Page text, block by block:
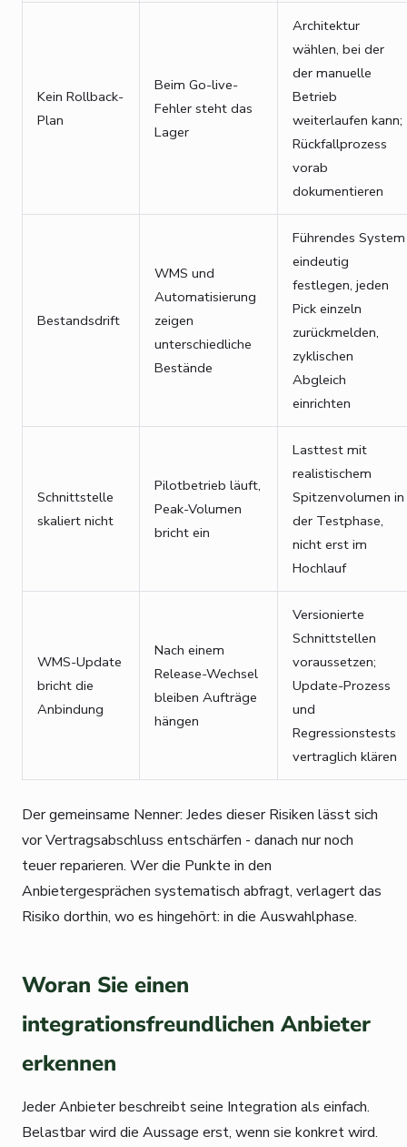
Kein Rollback-
Plan
Beim Go-live-
Fehler steht das
Lager
Architektur
wählen, bei der
der manuelle
Betrieb
weiterlaufen kann;
Rückfallprozess
vorab
dokumentieren
Bestandsdrift
WMS und
Automatisierung
zeigen
unterschiedliche
Bestände
Führendes System
eindeutig
festlegen, jeden
Pick einzeln
zurückmelden,
zyklischen
Abgleich
einrichten
Schnittstelle
skaliert nicht
Pilotbetrieb läuft,
Peak-Volumen
bricht ein
Lasttest mit
realistischem
Spitzenvolumen in
der Testphase,
nicht erst im
Hochlauf
WMS-Update
bricht die
Anbindung
Nach einem
Release-Wechsel
bleiben Aufträge
hängen
Versionierte
Schnittstellen
voraussetzen;
Update-Prozess
und
Regressionstests
vertraglich klären
Der gemeinsame Nenner: Jedes dieser Risiken lässt sich
vor Vertragsabschluss entschärfen - danach nur noch
teuer reparieren. Wer die Punkte in den
Anbietergesprächen systematisch abfragt, verlagert das
Risiko dorthin, wo es hingehört: in die Auswahlphase.
Woran Sie einen
integrationsfreundlichen Anbieter
erkennen
Jeder Anbieter beschreibt seine Integration als einfach.
Belastbar wird die Aussage erst, wenn sie konkret wird.